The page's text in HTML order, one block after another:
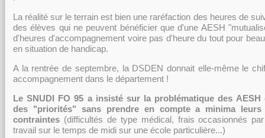
La réalité sur le terrain est bien une raréfaction des heures de
des élèves qui ne peuvent bénéficier que d'une AESH
d'heures d'accompagnement voire pas d'heure du tout pour
en situation de handicap.
A la rentrée de septembre, la DSDEN donnait elle-même le
accompagnement dans le département !
Le SNUDI FO 95 a insisté sur la problématique des AESH
des "priorités" sans prendre en compte a minima
contraintes (difficultés de type médical, frais occasionnés
travail sur le temps de midi sur une école particulière...)